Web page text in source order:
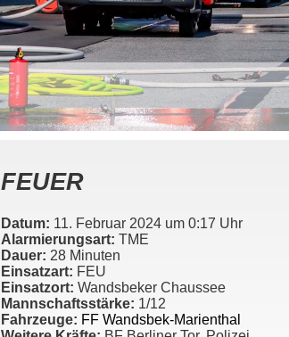
FEUER
Datum: 11. Februar 2024 um 0:17 Uhr
Alarmierungsart: TME
Dauer: 28 Minuten
Einsatzart: FEU
Einsatzort: Wandsbeker Chaussee
Mannschaftsstärke: 1/12
Fahrzeuge: FF Wandsbek-Marienthal